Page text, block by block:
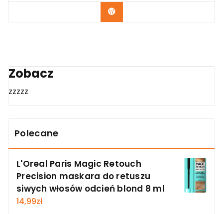
Zobacz
Zobacz
zzzzz
Polecane
L'Oreal Paris Magic Retouch
Precision maskara do retuszu
siwych włosów odcień blond 8 ml
14,99zł